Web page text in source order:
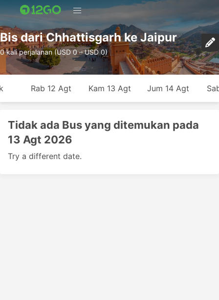
Bis dari Chhattisgarh ke Jaipur
0 kali perjalanan (USD 0 – USD 0)
Rab 12 Agt Kam 13 Agt Jum 14 Agt
Tidak ada Bus yang ditemukan pada
13 Agt 2026
Try a different date.